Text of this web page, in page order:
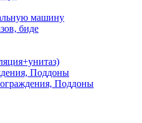
машину
биде
Поддоны
Поддоны